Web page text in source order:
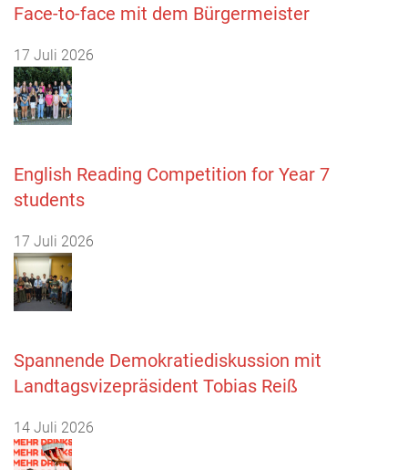
Face-to-face mit dem Bürgermeister
17 Juli 2026
English Reading Competition for Year 7
students
17 Juli 2026
Spannende Demokratiediskussion mit
Landtagsvizepräsident Tobias Reiß
14 Juli 2026